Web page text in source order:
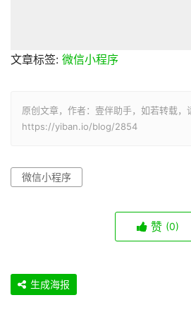
文章标签: 微信小程序
原创文章，作者：壹伴助手，如若转载，
https://yiban.io/blog/2854
微信小程序
赞 (0)
生成海报